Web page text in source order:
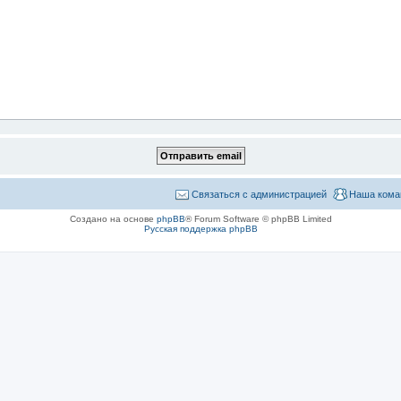
Наша
Связаться с администрацией
Создано на основе phpBB® Forum Software © phpBB Limited
Русская поддержка phpBB